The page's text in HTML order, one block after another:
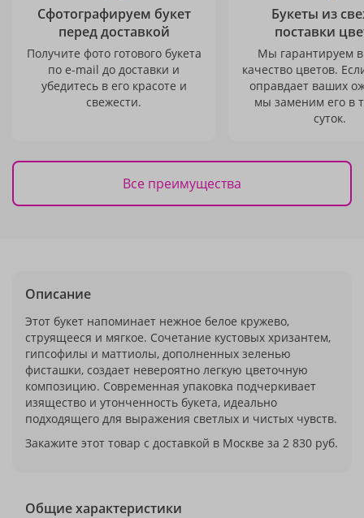
Сфотографируем букет
перед доставкой
Получите фото готового букета
по e-mail до доставки и
убедитесь в его красоте и
свежести.
Букеты из
поставки
Мы гарантируем
качество цветов.
оправдает ваших
мы заменим его в
суток.
Все преимущества
Описание
Этот букет напоминает нежное белое кружево,
струящееся и мягкое. Сочетание кустовых хризантем,
гипсофилы и маттиолы, дополненных зеленью
фисташки, создает невероятно легкую цветочную
композицию. Современная упаковка подчеркивает
изящество и утонченность букета, идеально
подходящего для выражения светлых и чистых чувств.
Закажите этот товар с доставкой в Москве за 2 830 руб.
Общие характеристики